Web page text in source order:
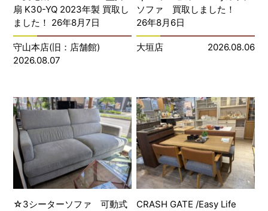
扇 K30-YQ 2023年製 買取し
ました！ 26年8月7日
守山本店(旧：店舗館)
2026.08.07
ソファ 買取しました！
26年8月6日
大垣店 2026.08.06
☆3シーターソファ 可動式
CRASH GATE /Easy Life